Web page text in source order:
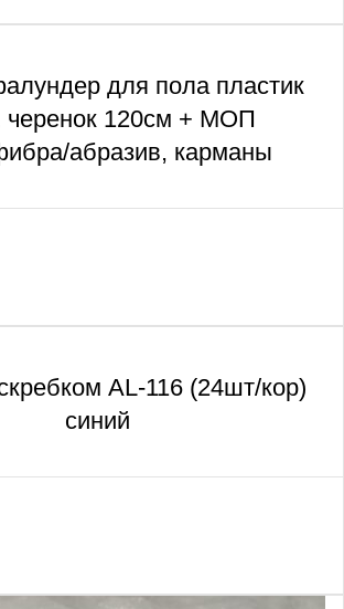
для пола пластик
черенок 120см + МОП
абразив, карманы
AL-116 (24шт/кор)
синий